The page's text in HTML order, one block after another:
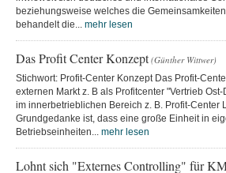
beziehungsweise welches die
behandelt die... mehr lesen
Das Profit Center Konzept (Günther Wittwer)
Stichwort: Profit-Center Konzept Das Profit-
externen Markt z. B als Profitcenter "Vertrieb
im innerbetrieblichen Bereich z. B. Profit-Center
Grundgedanke ist, dass eine große Einheit in
Betriebseinheiten... mehr lesen
Lohnt sich "Externes Controlling" für